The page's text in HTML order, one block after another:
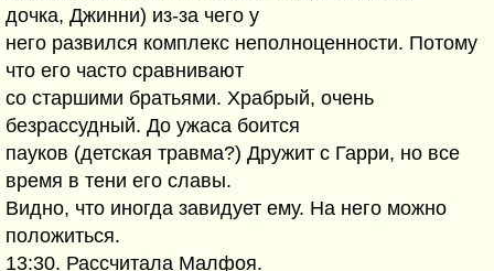
дочка, Джинни) из-за чего у
него развился комплекс неполноценности. Потому
что его часто сравнивают
со старшими братьями. Храбрый, очень
безрассудный. До ужаса боится
пауков (детская травма?) Дружит с Гарри, но все
время в тени его славы.
Видно, что иногда завидует ему. На него можно
положиться.
13:30. Рассчитала Малфоя.